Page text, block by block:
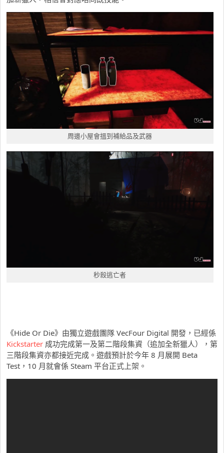
周邊小屋會搵到補給品及武器
秒殺逃亡者
《Hide Or Die》由獨立遊戲團隊 VecFour Digital 開發，已經係
Kickstarter 成功完成第一及第二階段集資（追加全新獵人），第
三階段集資亦都接近完成。遊戲預計於今年 8 月展開 Beta
Test，10 月就會係 Steam 平台正式上架。